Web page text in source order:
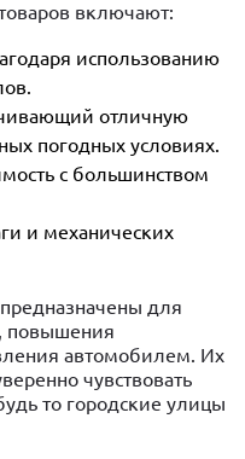
включают:
использованию
отличную
погодных условиях.
с большинством
и механических
для
повышения
автомобилем. Их
чувствовать
то городские улицы